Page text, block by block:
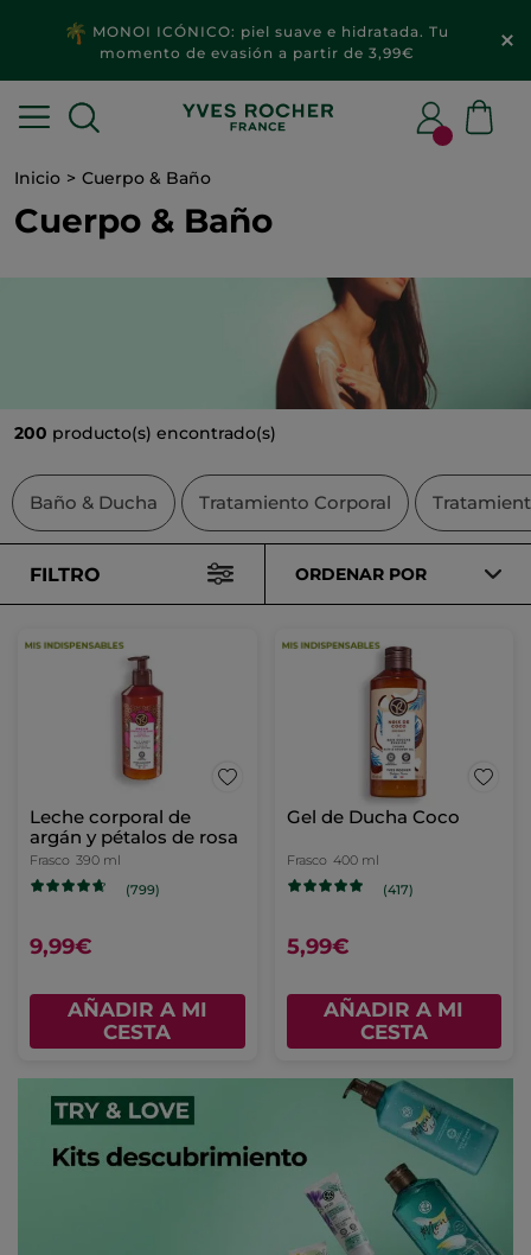
2x1 MAQUILLAJE & ACCESORIOS​
Inicio Cuerpo & Baño
Cuerpo & Baño
200 producto(s) encontrado(s)
Baño & Ducha Tratamiento Corporal
FILTRO ORDENAR POR
Leche corporal de
argán y pétalos de rosa
Frasco 390 ml
(799)
9,99€
AÑADIR A MI
CESTA
Gel de Ducha Coco
Frasco 400 ml
(417)
5,99€
AÑADIR A MI
CESTA